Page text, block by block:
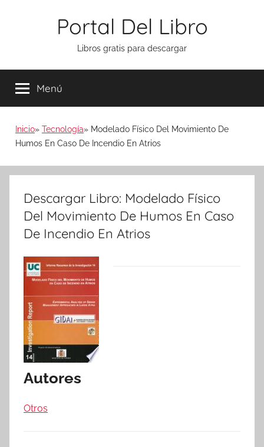
Portal Del Libro
Libros gratis para descargar
Menú
Inicio Tecnología
Modelado Físico Del Movimiento De
Humos En Caso De Incendio En Atrios
Descargar Libro: Modelado Físico
Del Movimiento De Humos En Caso
De Incendio En Atrios
Autores
Otros